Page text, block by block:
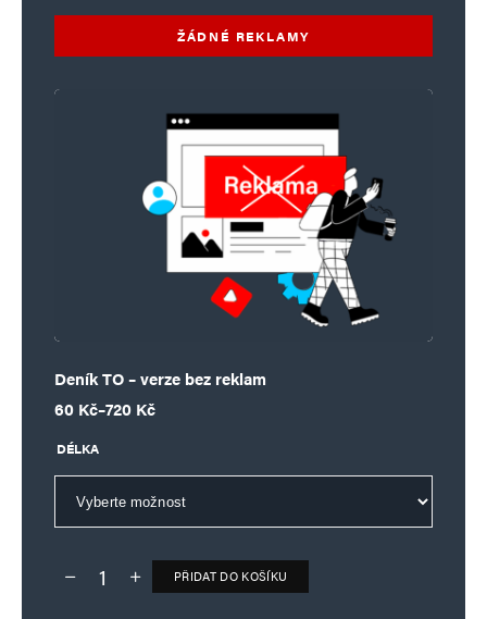
ŽÁDNÉ REKLAMY
Deník TO – verze bez reklam
60 Kč–720 Kč
Rozpětí cen: 60 Kč až 720 Kč
DÉLKA
Deník TO – verze bez reklam množství
PŘIDAT DO KOŠÍKU